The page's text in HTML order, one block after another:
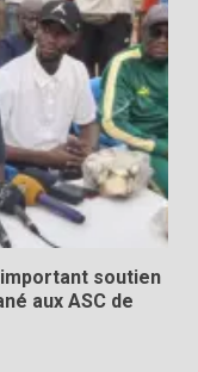
soutien
aux ASC de